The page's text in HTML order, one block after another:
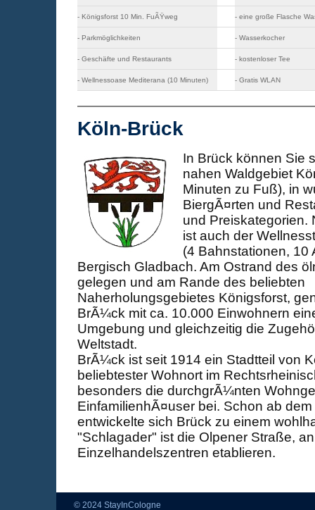
- Königsforst 10 Min. FuÃŸweg - eine große Flasche
- Parkmöglichkeiten - Wasserkocher
- Geschäfte und Restaurants - kostenloser Tee
- Wellnessoase Mediterana (10 Minuten) - Gratis WLAN
Köln-Brück
In Brück können Sie
nahen Waldgebiet
Minuten zu Fuß), in
BiergÃ¤rten und
und Preiskategorien.
ist auch der
(4 Bahnstationen, 10
Bergisch Gladbach. Am Ostrand des
gelegen und am Rande des beliebten
Naherholungsgebietes Königsforst,
BrÃ¼ck mit ca. 10.000 Einwohnern
Umgebung und gleichzeitig die
Weltstadt.
BrÃ¼ck ist seit 1914 ein Stadtteil von
beliebtester Wohnort im
besonders die durchgrÃ¼nten
EinfamilienhÃ¤user bei. Schon ab
entwickelte sich Brück zu einem
"Schlagader" ist die Olpener Straße,
Einzelhandelszentren etablieren.
© 2024 StayInCologne